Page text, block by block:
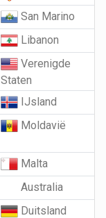
San Marino
Libanon
Verenigde
Staten
IJsland
Moldavië
Malta
Australia
Duitsland